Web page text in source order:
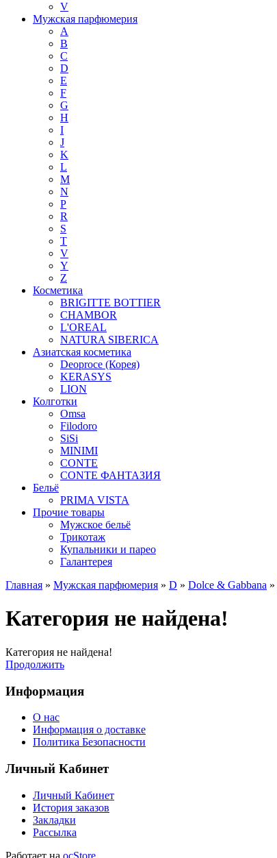
V
Мужская парфюмерия
A
B
C
D
E
F
G
H
I
J
K
L
M
N
P
R
S
T
V
Y
Z
Косметика
BRIGITTE BOTTIER
CHAMBOR
L'OREAL
NATURA SIBERICA
Азиатская косметика
Deoproce (Корея)
KERASYS
LION
Колготки
Omsa
Filodoro
SiSi
MINIMI
CONTE
CONTE ФАНТАЗИЯ
Бельё
PRIMA VISTA
Прочие товары
Мужское бельё
Трикотаж
Купальники и парео
Галантерея
Главная » Мужская парфюмерия » D » Dolce & Gabbana »
Категория не найдена!
Категория не найдена!
Продолжить
Информация
О нас
Информация о доставке
Политика Безопасности
Личный Кабинет
Личный Кабинет
История заказов
Закладки
Рассылка
Работает на ocStore